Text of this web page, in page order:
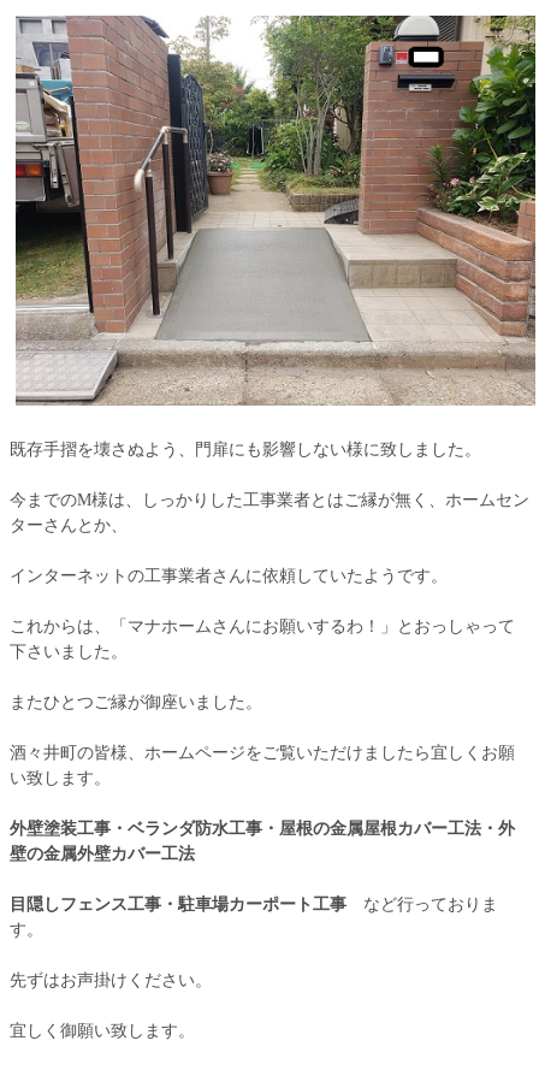
既存手摺を壊さぬよう、門扉にも影響しない様に致しました。
今までのM様は、しっかりした工事業者とはご縁が無く、ホームセン
ターさんとか、
インターネットの工事業者さんに依頼していたようです。
これからは、「マナホームさんにお願いするわ！」とおっしゃって
下さいました。
またひとつご縁が御座いました。
酒々井町の皆様、ホームページをご覧いただけましたら宜しくお願
い致します。
外壁塗装工事・ベランダ防水工事・屋根の金属屋根カバー工法・外
壁の金属外壁カバー工法
目隠しフェンス工事・駐車場カーポート工事 など行っておりま
す。
先ずはお声掛けください。
宜しく御願い致します。